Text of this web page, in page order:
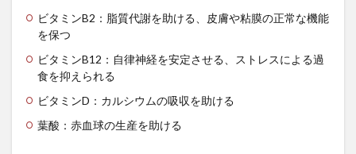
入す
る
3
オー
ルク
のレ
シ
ビタミンB2：脂質代謝を助ける、皮膚や粘膜の正常な機能
を保つ
ビタミンB12：自律神経を安定させる、ストレスによる過
食を抑えられる
ビタミンD：カルシウムの吸収を助ける
葉酸：赤血球の生産を助ける